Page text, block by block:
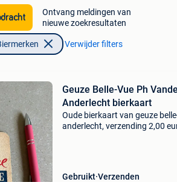
Ontvang meldingen van
nieuwe zoekresultaten
Verwijder filters
Geuze Belle-Vue Ph
Anderlecht bierkaart
Oude bierkaart van geuze
anderlecht, verzending 2,00
Gebruikt Verzenden